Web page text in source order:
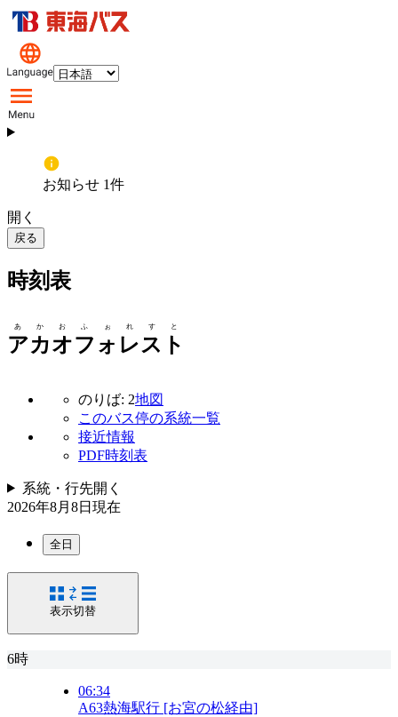
お知らせ 1件
開く
戻る
時刻表
アカオフォレスト
あかおふぉれすと
のりば: 2地図
このバス停の系統一覧
接近情報
PDF時刻表
系統・行先開く
2026年8月8日 現在
全日
表示切替
6時
06:34
A63熱海駅行 [お宮の松経由]